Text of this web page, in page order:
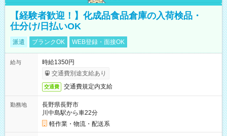
【経験者歓迎！】化成品食品倉庫の入荷検品・
仕分け/日払いOK
派遣 ブランクOK WEB登録・面接OK
給与
時給1350円
交通費別途支給あり
交通費 交通費規定内支給
勤務地
長野県長野市
川中島駅から車22分
軽作業・物流・配送系